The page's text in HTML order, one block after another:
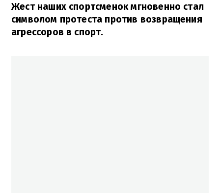
Жест наших спортсменок мгновенно стал
символом протеста против возвращения
агрессоров в спорт.